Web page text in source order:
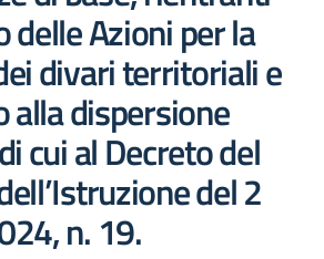
delle Azioni per la
divari territoriali e
alla dispersione
cui al Decreto del
del 2
n. 19.